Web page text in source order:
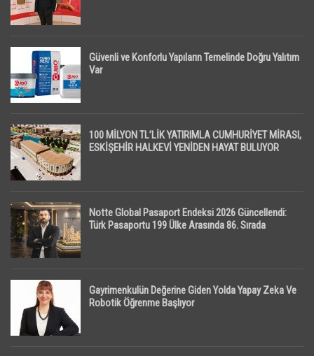
Güvenli ve Konforlu Yapıların Temelinde Doğru Yalıtım
Var
100 MİLYON TL’LİK YATIRIMLA CUMHURİYET MİRASI,
ESKİŞEHİR HALKEVİ YENİDEN HAYAT BULUYOR
Notte Global Pasaport Endeksi 2026 Güncellendi:
Türk Pasaportu 199 Ülke Arasında 86. Sırada
Gayrimenkulün Değerine Giden Yolda Yapay Zeka Ve
Robotik Öğrenme Başlıyor